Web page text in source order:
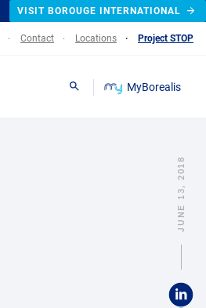
VISIT BOROUGE INTERNATIONAL
Contact Locations Project STOP
Search MyBorealis
JUNE 13, 2018